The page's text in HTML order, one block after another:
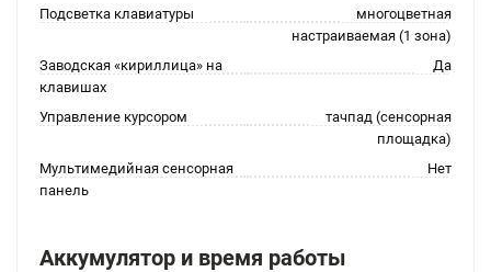
Подсветка клавиатуры
многоцветная
настраиваемая (1 зона)
Заводская «кириллица» на
клавишах
Да
Управление курсором
тачпад (сенсорная
площадка)
Мультимедийная сенсорная
панель
Нет
Аккумулятор и время работы